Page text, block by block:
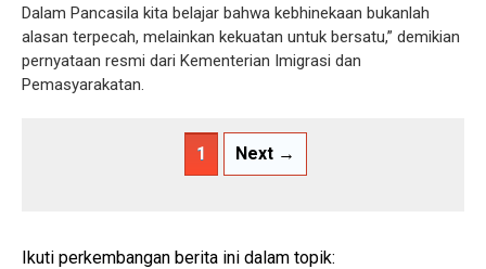
Dalam Pancasila kita belajar bahwa kebhinekaan bukanlah
alasan terpecah, melainkan kekuatan untuk bersatu,” demikian
pernyataan resmi dari Kementerian Imigrasi dan
Pemasyarakatan.
1 Next →
Ikuti perkembangan berita ini dalam topik: